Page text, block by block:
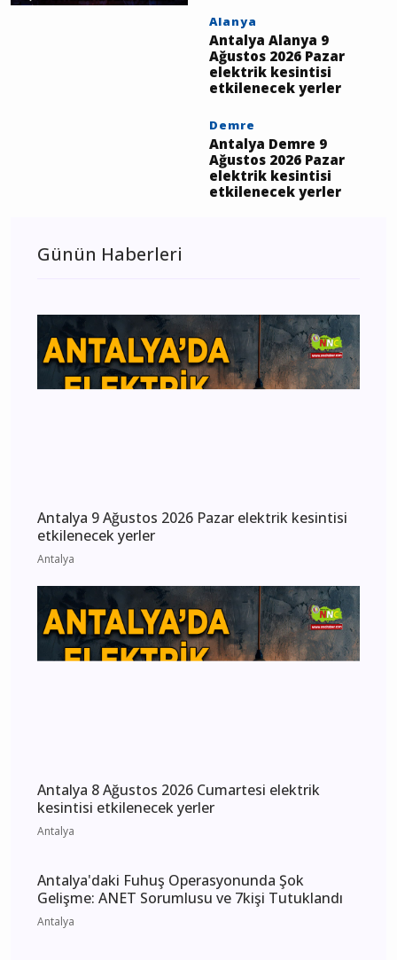
Alanya
Antalya Alanya 9
Ağustos 2026 Pazar
elektrik kesintisi
etkilenecek yerler
Demre
Antalya Demre 9
Ağustos 2026 Pazar
elektrik kesintisi
etkilenecek yerler
Günün Haberleri
Antalya 9 Ağustos 2026 Pazar elektrik kesintisi
etkilenecek yerler
Antalya
Antalya 8 Ağustos 2026 Cumartesi elektrik
kesintisi etkilenecek yerler
Antalya